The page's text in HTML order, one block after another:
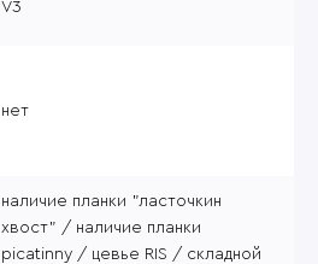
V3
нет
наличие планки "ласточкин
хвост" / наличие планки
picatinny / цевье RIS / складной